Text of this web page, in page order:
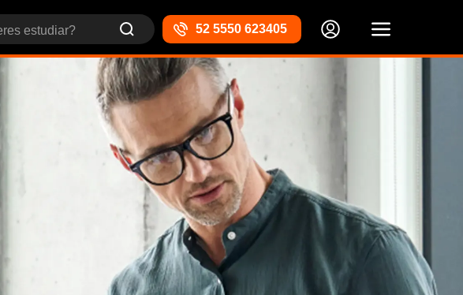
52 5550 623405